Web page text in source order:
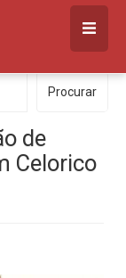
Procurar
de
Celorico